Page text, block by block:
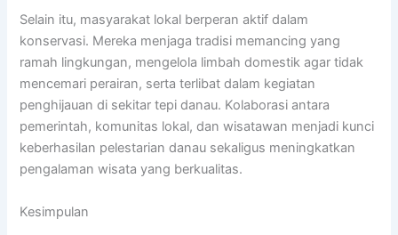
Selain itu, masyarakat lokal berperan aktif dalam
konservasi. Mereka menjaga tradisi memancing yang
ramah lingkungan, mengelola limbah domestik agar tidak
mencemari perairan, serta terlibat dalam kegiatan
penghijauan di sekitar tepi danau. Kolaborasi antara
pemerintah, komunitas lokal, dan wisatawan menjadi kunci
keberhasilan pelestarian danau sekaligus meningkatkan
pengalaman wisata yang berkualitas.
Kesimpulan